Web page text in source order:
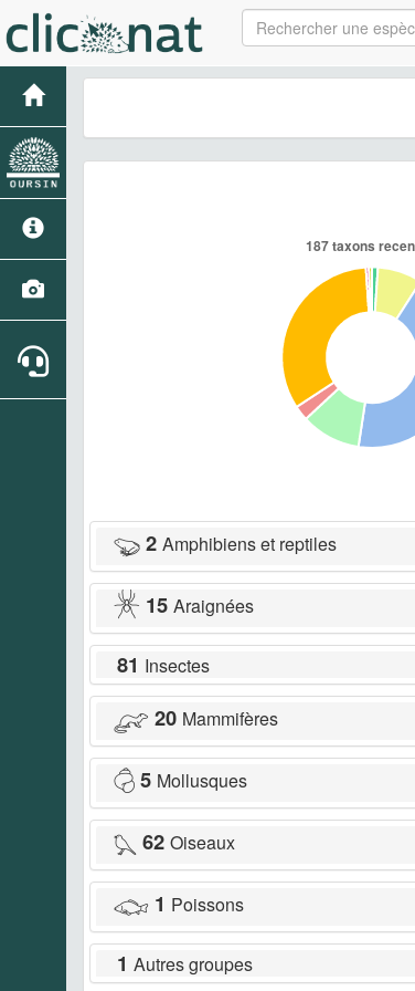
2 Amphibiens et reptiles
15 Araignées
81 Insectes
20 Mammifères
5 Mollusques
62 Oiseaux
1 Poissons
1 Autres groupes